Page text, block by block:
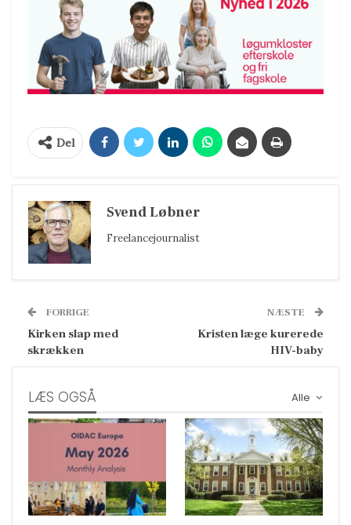
Del
Svend Løbner
Freelancejournalist
FORRIGE
Kirken slap med
skrækken
NÆSTE
Kristen læge kurerede
HIV-baby
Alle
LÆS OGSÅ